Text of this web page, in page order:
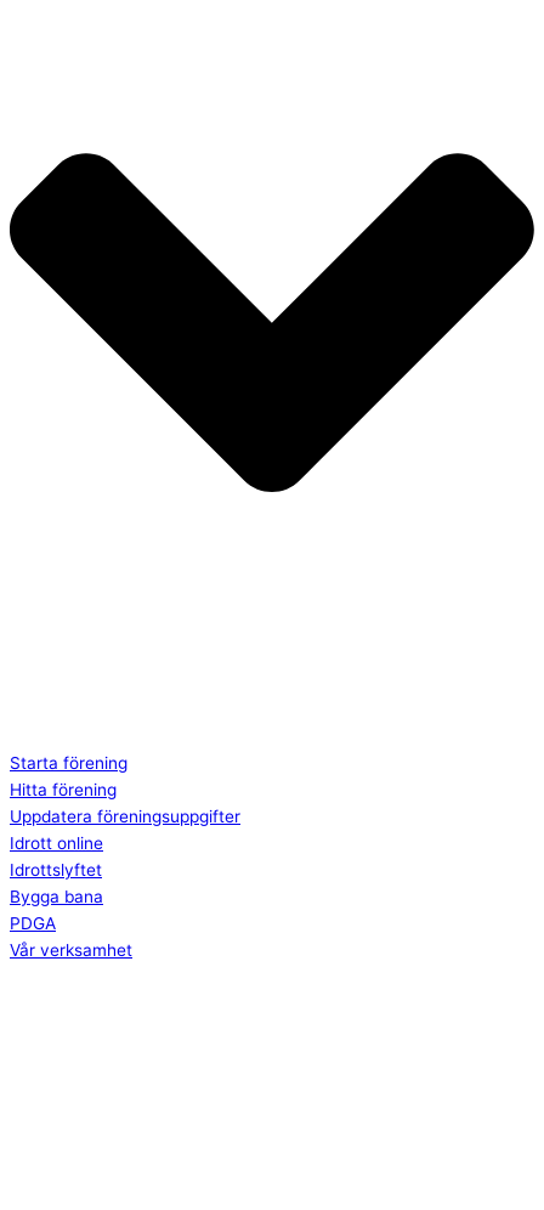
Starta förening
Hitta förening
Uppdatera föreningsuppgifter
Idrott online
Idrottslyftet
Bygga bana
PDGA
Vår verksamhet